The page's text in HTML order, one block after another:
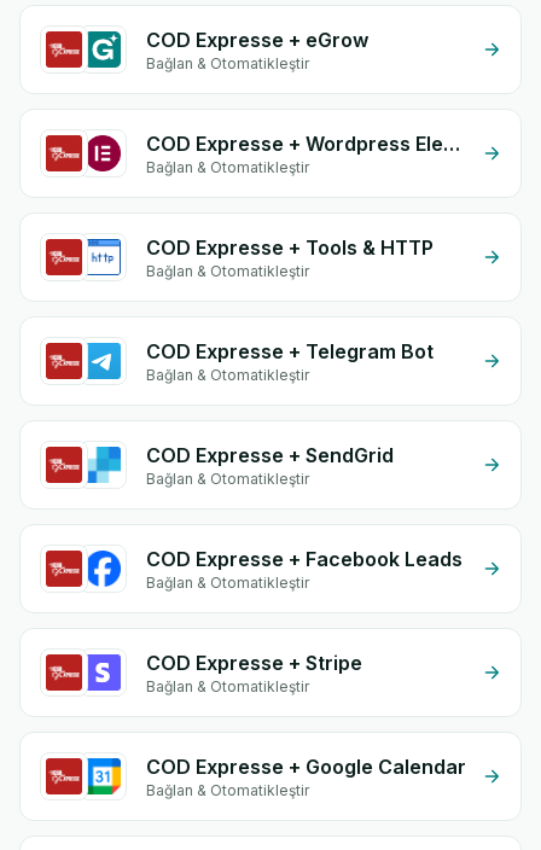
COD Expresse + eGrow
Bağlan & Otomatikleştir
COD Expresse + Wordpress Elementor
Bağlan & Otomatikleştir
COD Expresse + Tools & HTTP
Bağlan & Otomatikleştir
COD Expresse + Telegram Bot
Bağlan & Otomatikleştir
COD Expresse + SendGrid
Bağlan & Otomatikleştir
COD Expresse + Facebook Leads
Bağlan & Otomatikleştir
COD Expresse + Stripe
Bağlan & Otomatikleştir
COD Expresse + Google Calendar
Bağlan & Otomatikleştir